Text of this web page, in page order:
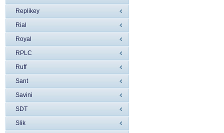
Replikey
Rial
Royal
RPLC
Ruff
Sant
Savini
SDT
Slik